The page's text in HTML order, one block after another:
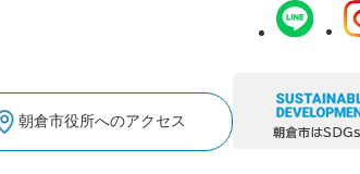
朝倉市役所へのアクセス